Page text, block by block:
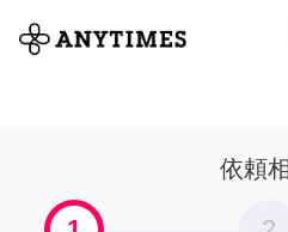
全て
依頼